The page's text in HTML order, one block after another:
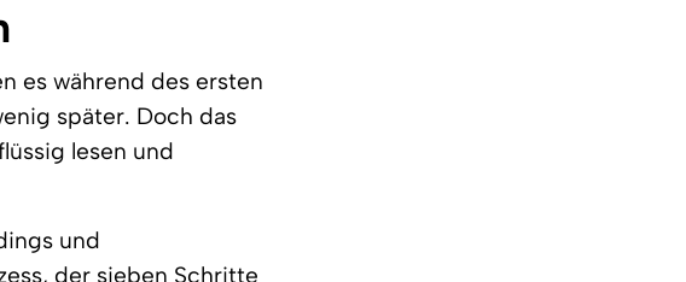
es während des ersten
später. Doch das
lesen und
und
der sieben Schritte